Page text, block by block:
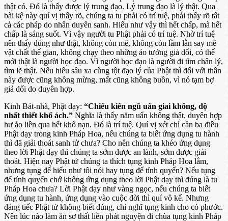
thật có. Đó là thấy được lý trung đạo. Lý trung đạo là lý thật. Qua
bài kệ này quí vị thấy rõ, chúng ta tu phải có trí tuệ, phải thấy rõ tất
cả các pháp do nhân duyên sanh. Hiểu như vậy thì hết chấp, mà hết
chấp là sáng suốt. Vì vậy người tu Phật phải có trí tuệ. Nhờ trí tuệ
nên thấy đúng như thật, không còn mê, không còn lầm lẫn say mê
vật chất thế gian, không chạy theo những ảo tưởng giả dối, có thế
mới thật là người học đạo. Vì người học đạo là người đi tìm chân lý,
tìm lẽ thật. Nếu hiểu sâu xa cùng tột đạo lý của Phật thì đối với thân
này được cũng không mừng, mất cũng không buồn, vì nó tạm bợ
giả dối do duyên hợp.
Kinh Bát-nhã, Phật dạy: “Chiếu kiến ngũ uẩn giai không, độ
nhất thiết khổ ách.” Nghĩa là thấy năm uẩn không thật, duyên hợp
hư ảo liền qua hết khổ nạn. Đó là trí tuệ. Quí vị xét chỉ cần ba điều
Phật dạy trong kinh Pháp Hoa, nếu chúng ta biết ứng dụng tu hành
thì đã giải thoát sanh tử chưa? Cho nên chúng ta khéo ứng dụng
theo lời Phật dạy thì chúng ta sớm được an lành, sớm được giải
thoát. Hiện nay Phật tử chúng ta thích tụng kinh Pháp Hoa lắm,
nhưng tụng để hiểu như tôi nói hay tụng để tính quyển? Nếu tụng
để tính quyển chớ không ứng dụng theo lời Phật dạy thì đúng là tu
Pháp Hoa chưa? Lời Phật dạy như vàng ngọc, nếu chúng ta biết
ứng dụng tu hành, ứng dụng vào cuộc đời thì quí vô kể. Nhưng
đáng tiếc Phật tử không biết đúng, chỉ nghĩ tụng kinh cho có phước.
Nên lúc nào làm ăn sơ thất liền phát nguyện đi chùa tụng kinh Pháp